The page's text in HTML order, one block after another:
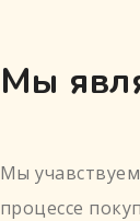
Мы
Мы
процессе